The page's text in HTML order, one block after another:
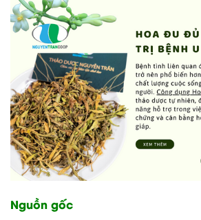
Nguồn gốc